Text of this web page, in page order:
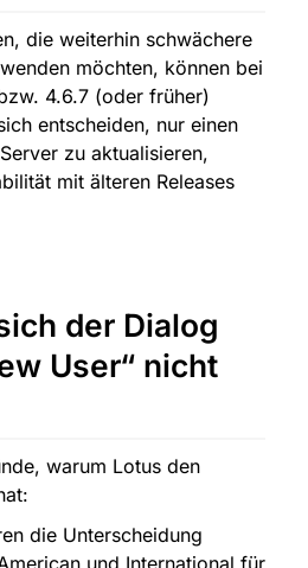
die weiterhin schwächere
möchten, können bei
4.6.7 (oder früher)
entscheiden, nur einen
zu aktualisieren,
mit älteren Releases
der Dialog
User“ nicht
warum Lotus den
die Unterscheidung